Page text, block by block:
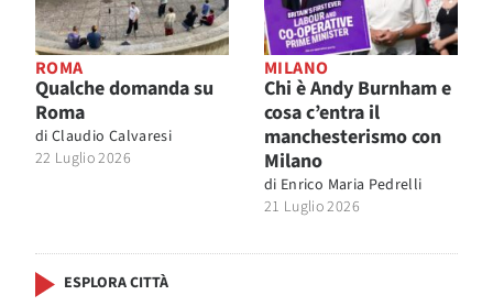
ROMA
Qualche domanda su
Roma
di Claudio Calvaresi
22 Luglio 2026
MILANO
Chi è Andy Burnham e
cosa c’entra il
manchesterismo con
Milano
di Enrico Maria Pedrelli
21 Luglio 2026
ESPLORA CITTÀ